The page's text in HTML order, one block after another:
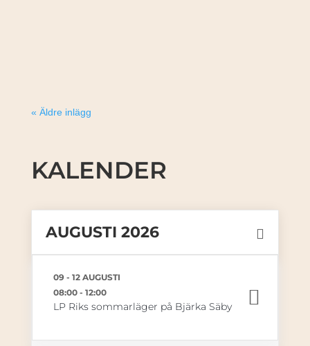
« Äldre inlägg
KALENDER
AUGUSTI 2026
09 - 12 AUGUSTI
08:00- 12:00
LP Riks sommarläger på Bjärka Säby